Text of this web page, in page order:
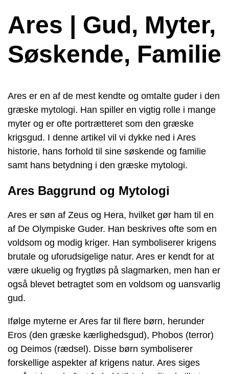
Ares | Gud, Myter,
Søskende, Familie
Ares er en af ​​de mest kendte og omtalte guder i den
græske mytologi. Han spiller en vigtig rolle i mange
myter og er ofte portrætteret som den græske
krigsgud. I denne artikel vil vi dykke ned i Ares
historie, hans forhold til sine søskende og familie
samt hans betydning i den græske mytologi.
Ares Baggrund og Mytologi
Ares er søn af Zeus og Hera, hvilket gør ham til en
af ​​De Olympiske Guder. Han beskrives ofte som en
voldsom og modig kriger. Han symboliserer krigens
brutale og uforudsigelige natur. Ares er kendt for at
være ukuelig og frygtløs på slagmarken, men han er
også blevet betragtet som en voldsom og uansvarlig
gud.
Ifølge myterne er Ares far til flere børn, herunder
Eros (den græske kærlighedsgud), Phobos (terror)
og Deimos (rædsel). Disse børn symboliserer
forskellige aspekter af krigens natur. Ares siges